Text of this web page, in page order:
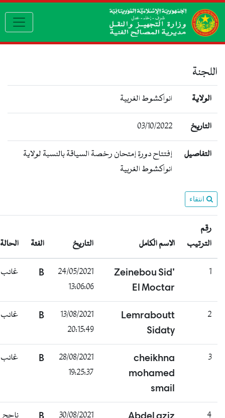
اللجنة
الولاية انواكشوط الغربية
التاريخ 03/10/2022
التفاصيل
إفتتاح دورة إمتحان رخصة السياقة بالنسبة لولاية
انواكشوط الغربية
انتقاء
رقم
الترتيب
الإسم الكامل التاريخ الفئة الحالة
Zeinebou Sid’
El Moctar
24/05/2021
13:06:06
غائب
Lemraboutt
Sidaty
13/08/2021
20:15:49
غائب
cheikhna
mohamed
smail
28/08/2021
19:25:37
غائب